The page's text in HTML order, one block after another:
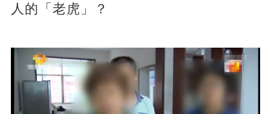
人的「老虎」？